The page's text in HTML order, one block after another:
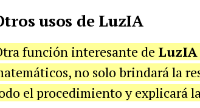
usos de LuzIA
función interesante de LuzIA
no solo brindará la
el procedimiento y explicará